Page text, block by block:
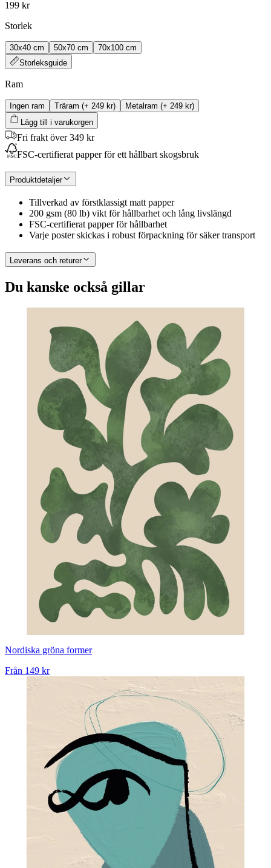
199 kr
Storlek
30x40 cm 50x70 cm
70x100 cm
Storleksguide
Ram
Ingen ram Träram (+ 249 kr) Metalram (+ 249 kr)
Lägg till i varukorgen
Fri frakt över 349 kr
FSC-certifierat papper för ett hållbart skogsbruk
Produktdetaljer
Tillverkad av förstklassigt matt papper
200 gsm (80 lb) vikt för hållbarhet och lång livslängd
FSC-certifierat papper för hållbarhet
Varje poster skickas i robust förpackning för säker transport
Leverans och returer
Du kanske också gillar
Nordiska gröna former
Från 149 kr